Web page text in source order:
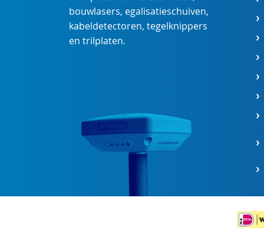
bouwlasers, egalisatieschuiven,
kabeldetectoren, tegelknippers
en trilplaten.